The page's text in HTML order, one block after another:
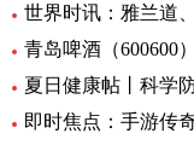
世界时讯：雅兰道
青岛啤酒（600600